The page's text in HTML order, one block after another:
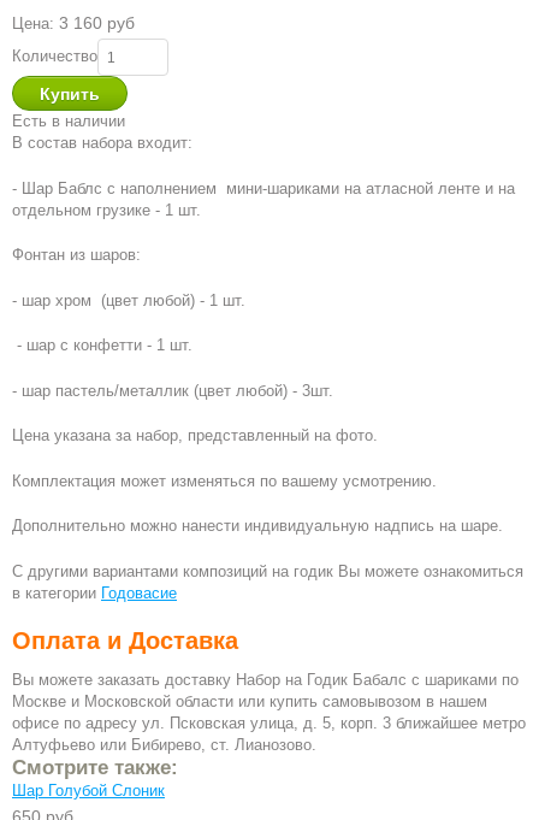
Цена: 3 160 руб
Количество
Есть в наличии
В состав набора входит:
- Шар Баблс с наполнением мини-шариками на атласной ленте и на
отдельном грузике - 1 шт.
Фонтан из шаров:
- шар хром (цвет любой) - 1 шт.
- шар с конфетти - 1 шт.
- шар пастель/металлик (цвет любой) - 3шт.
Цена указана за набор, представленный на фото.
Комплектация может изменяться по вашему усмотрению.
Дополнительно можно нанести индивидуальную надпись на шаре.
С другими вариантами композиций на годик Вы можете ознакомиться
в категории Годовасие
Оплата и Доставка
Вы можете заказать доставку Набор на Годик Бабалс с шариками по
Москве и Московской области или купить самовывозом в нашем
офисе по адресу ул. Псковская улица, д. 5, корп. 3 ближайшее метро
Алтуфьево или Бибирево, ст. Лианозово.
Смотрите также:
Шар Голубой Слоник